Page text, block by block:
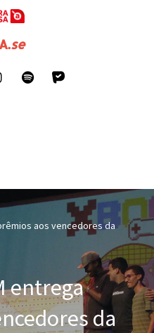
.se
aos vencedores da
entrega
da